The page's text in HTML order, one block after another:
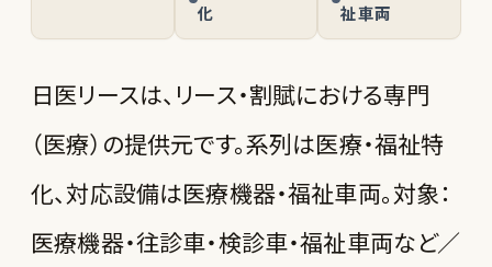
化
祉車両
日医リースは、リース・割賦における専門
（医療）の提供元です。系列は医療・福祉特
化、対応設備は医療機器・福祉車両。対象：
医療機器・往診車・検診車・福祉車両など／